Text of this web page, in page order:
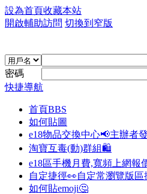
設為首頁收藏本站
開啟輔助訪問 切換到窄版
密碼
快捷導航
首頁BBS
如何貼圖
e18物品交換中心📢主辦者
淘寶互毒(動)群組🛍️
e18區手機月費,寬頻上網報
自定捷徑👀自定常瀏覽版區
如何貼emoji🤔